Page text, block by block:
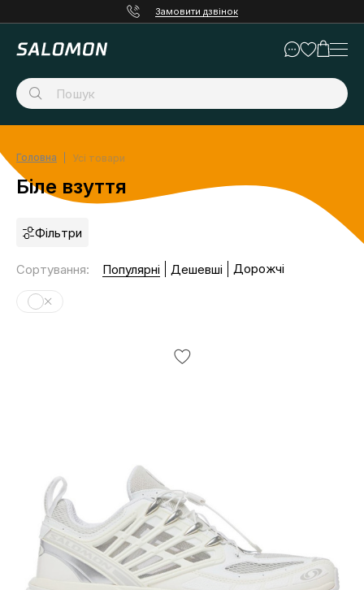
Замовити дзвінок
Головна Усі товари
Біле взуття
Фільтри
Сортування: Популярні Дешевші Дорожчі